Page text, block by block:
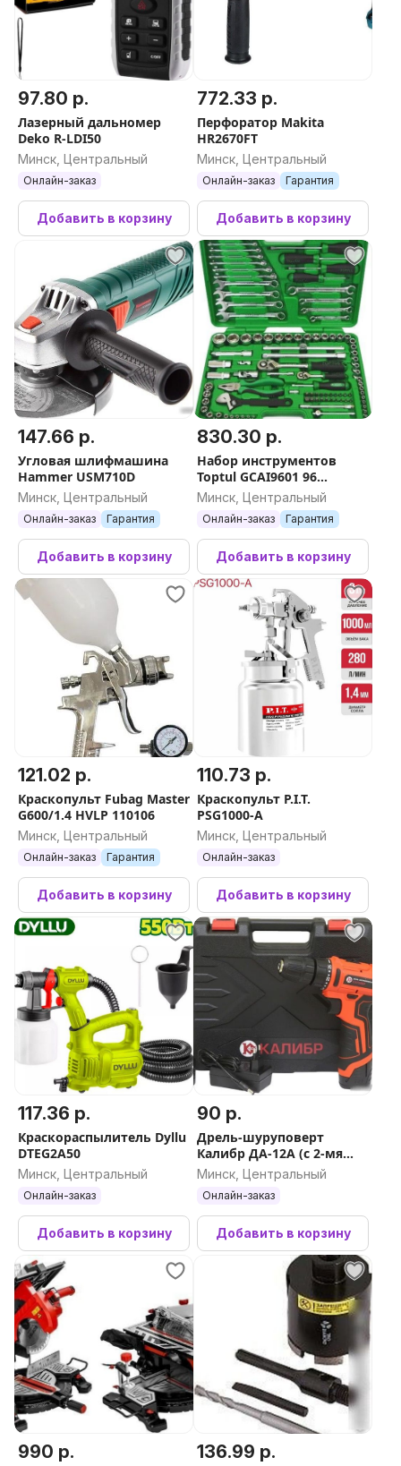
97.80 р.
Лазерный дальномер
Deko R-LDI50
Минск, Центральный
Онлайн-заказ
Добавить в корзину
772.33 р.
Перфоратор Makita
HR2670FT
Минск, Центральный
Онлайн-заказ Гарантия
Добавить в корзину
147.66 р.
Угловая шлифмашина
Hammer USM710D
Минск, Центральный
Онлайн-заказ Гарантия
Добавить в корзину
830.30 р.
Набор инструментов
Toptul GCAI9601 96
предметов
Минск, Центральный
Онлайн-заказ Гарантия
Добавить в корзину
121.02 р.
Краскопульт Fubag Master
G600/1.4 HVLP 110106
Минск, Центральный
Онлайн-заказ Гарантия
Добавить в корзину
110.73 р.
Краскопульт P.I.T.
PSG1000-A
Минск, Центральный
Онлайн-заказ
Добавить в корзину
117.36 р.
Краскораспылитель Dyllu
DTEG2A50
Минск, Центральный
Онлайн-заказ
Добавить в корзину
90 р.
Дрель-шуруповерт
Калибр ДА-12А (с 2-мя
АКБ, кейс)
Минск, Центральный
Онлайн-заказ
Добавить в корзину
990 р. 136.99 р.